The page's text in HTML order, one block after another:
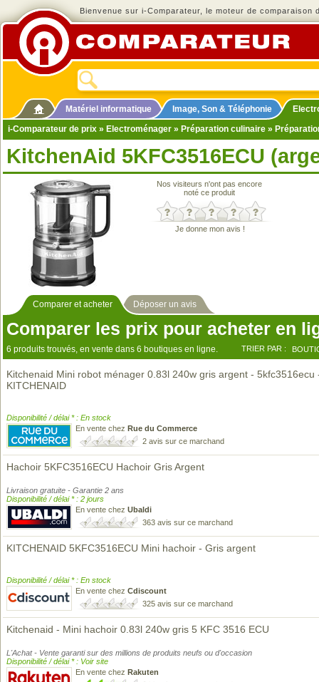
Bienvenue sur i-Comparateur, le moteur de comparaison
Matériel informatique Image, Son & Téléphonie
i-Comparateur de prix » Electroménager » Préparation culinaire »
KitchenAid 5KFC3516ECU
Nos visiteurs n'ont pas encore
noté ce produit
Je donne mon avis !
Comparer et acheter Déposer un avis
Comparer les prix pour acheter en
6 produits trouvés, en vente dans 6 boutiques en ligne. TRIER PAR :
Kitchenaid Mini robot ménager 0.83l 240w gris argent - 5kfc3516ecu
KITCHENAID
Disponibilité / délai * : En stock
En vente chez Rue du Commerce
2 avis sur ce marchand
Hachoir 5KFC3516ECU Hachoir Gris Argent
Livraison gratuite - Garantie 2 ans
Disponibilité / délai * : 2 jours
En vente chez Ubaldi
363 avis sur ce marchand
KITCHENAID 5KFC3516ECU Mini hachoir - Gris argent
Disponibilité / délai * : En stock
En vente chez Cdiscount
325 avis sur ce marchand
Kitchenaid - Mini hachoir 0.83l 240w gris 5 KFC 3516 ECU
L'Achat - Vente garanti sur des millions de produits neufs ou d'occasion
Disponibilité / délai * : Voir site
En vente chez Rakuten